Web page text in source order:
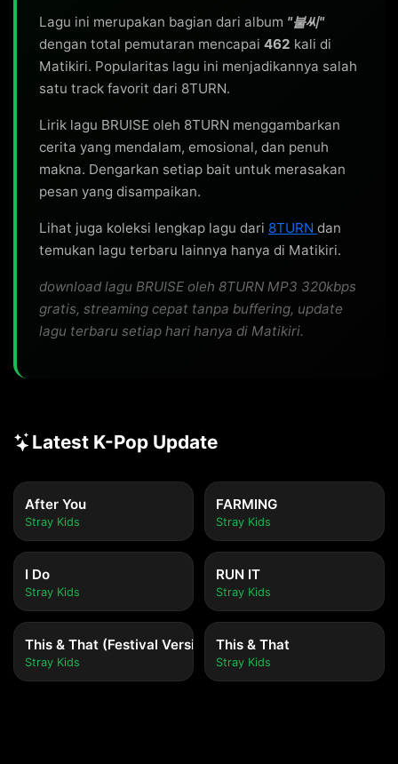
Pray, love me now harder
[Chorus]
Sangcheoppunin desirе
Love without you is tragic
You got me twisted, I'm so paranoid
Jageun nae bulssi sok yeongwonhi
I feel the pain inside my bruise
Oh-oh-oh, oh-oh-oh-oh
Oh-oh-oh (jitge namgyeojin bruise)
Oh-oh-oh, oh-oh-oh-oh
I feel the pain of bruise
[Verse 2]
Just a bruise uh (Uh)
Pieonaneun prove ya (Prove ya)
Beonjineun apeum soge (soge)
Seumyeodeureogan you
Cheoeum neukkin fever (fever)
Nae segyel hejipgo tteonan pivot (Pivot)
You were light in my life, ijen modeun ge dark here
Lagu ini merupakan bagian dari album "불씨"
dengan total pemutaran mencapai 462 kali di
Matikiri. Popularitas lagu ini menjadikannya salah
satu track favorit dari 8TURN.
Lirik lagu BRUISE oleh 8TURN menggambarkan
cerita yang mendalam, emosional, dan penuh
makna. Dengarkan setiap bait untuk merasakan
pesan yang disampaikan.
Lihat juga koleksi lengkap lagu dari 8TURN dan
temukan lagu terbaru lainnya hanya di Matikiri.
download lagu BRUISE oleh 8TURN MP3 320kbps
gratis, streaming cepat tanpa buffering, update
lagu terbaru setiap hari hanya di Matikiri.
Latest K-Pop Update
After You
Stray Kids
FARMING
Stray Kids
I Do
Stray Kids
RUN IT
Stray Kids
This & That (Festival Version)
Stray Kids
This & That
Stray Kids